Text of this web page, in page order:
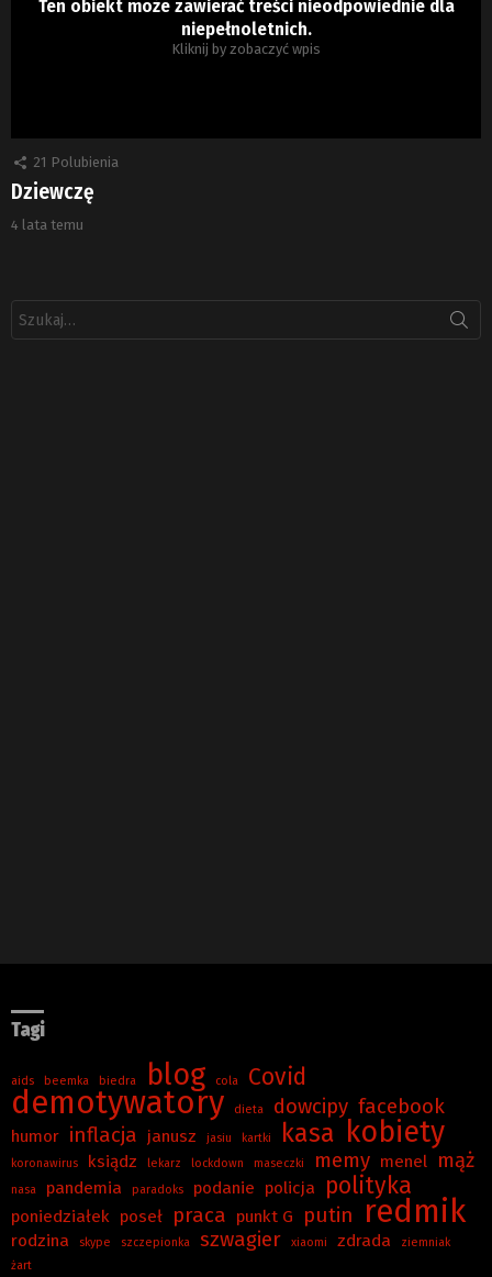
Ten obiekt może zawierać treści nieodpowiednie dla
niepełnoletnich.
Kliknij by zobaczyć wpis
21 Polubienia
Dziewczę
4 lata temu
Tagi
aids beemka biedra blog cola Covid
demotywatory dieta dowcipy facebook
humor inflacja janusz jasiu kartki kasa kobiety
koronawirus ksiądz lekarz lockdown maseczki memy menel mąż
nasa pandemia paradoks podanie policja polityka
poniedziałek poseł praca punkt G putin redmik
rodzina skype szczepionka szwagier xiaomi zdrada
ziemniak
żart